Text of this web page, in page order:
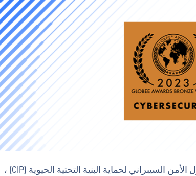
، الشركة الرائدة عالمياً في مجال حلول الأمن السيبراني لحماية البنية التحتية الحيوية (CIP) ،